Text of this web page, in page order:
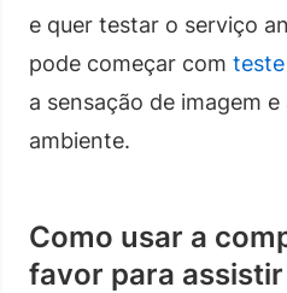
e quer testar o serviço
pode começar com
a sensação de imagem
ambiente.
Como usar a
favor para